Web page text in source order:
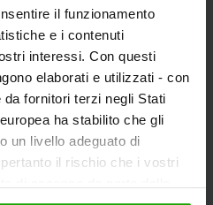
il funzionamento
e i contenuti
interessi. Con questi
elaborati e utilizzati - con
fornitori terzi negli Stati
ha stabilito che gli
un livello adeguato di
il rischio che i vostri
3000
kaernten.at
informati!